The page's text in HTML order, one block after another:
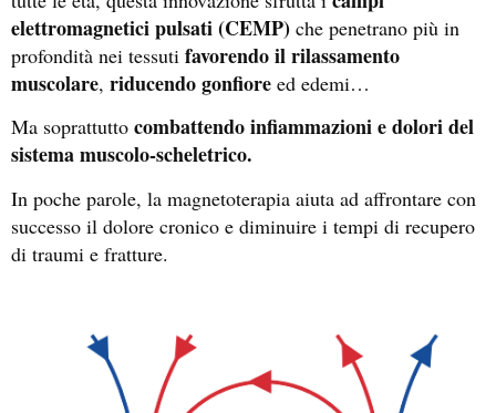
elettromagnetici pulsati (CEMP) che penetrano più in
profondità nei tessuti favorendo il rilassamento
muscolare, riducendo gonfiore ed edemi…
Ma soprattutto combattendo infiammazioni e dolori del
sistema muscolo-scheletrico.
In poche parole, la magnetoterapia aiuta ad affrontare con
successo il dolore cronico e diminuire i tempi di recupero
di traumi e fratture.